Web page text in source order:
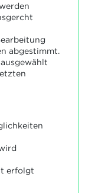
abgestimmt.
erfolgt